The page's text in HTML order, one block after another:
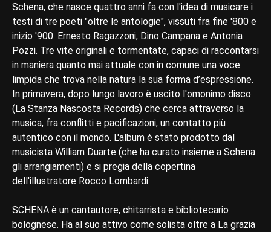
Schena, che nasce quattro anni fa con l'idea di musicare i
testi di tre poeti "oltre le antologie", vissuti fra fine '800 e
inizio '900: Ernesto Ragazzoni, Dino Campana e Antonia
Pozzi. Tre vite originali e tormentate, capaci di raccontarsi
in maniera quanto mai attuale con in comune una voce
limpida che trova nella natura la sua forma d’espressione.
In primavera, dopo lungo lavoro è uscito l'omonimo disco
(La Stanza Nascosta Records) che cerca attraverso la
musica, fra conflitti e pacificazioni, un contatto più
autentico con il mondo. L'album è stato prodotto dal
musicista William Duarte (che ha curato insieme a Schena
gli arrangiamenti) e si pregia della copertina
dell'illustratore Rocco Lombardi.
SCHENA è un cantautore, chitarrista e bibliotecario
bolognese. Ha al suo attivo come solista oltre a La grazia